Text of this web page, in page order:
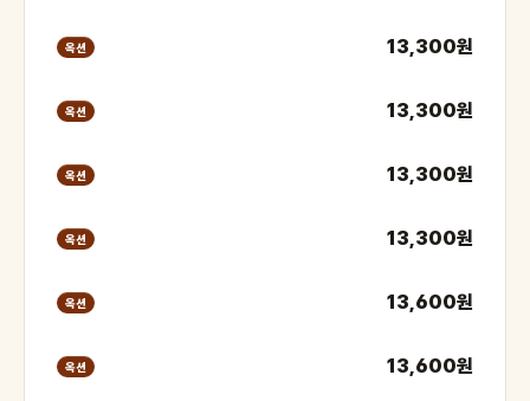
옥션 13,300원
옥션 13,300원
옥션 13,300원
옥션 13,300원
옥션 13,600원
옥션 13,600원